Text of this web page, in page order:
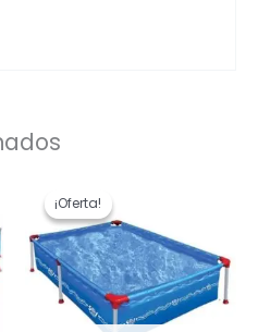
¡Oferta!
¡Oferta!precio
original
era:
$ 6.485,00.$ 5.892,00.